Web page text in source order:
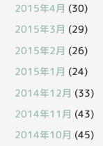
2015年4月 (30)
2015年3月 (29)
2015年2月 (26)
2015年1月 (24)
2014年12月 (33)
2014年11月 (43)
2014年10月 (45)